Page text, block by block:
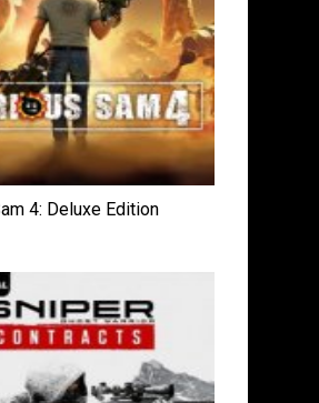
4: Deluxe Edition